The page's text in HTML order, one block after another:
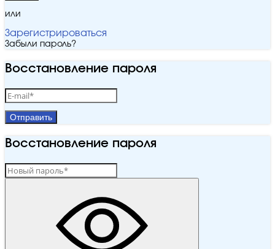
или
Зарегистрироваться
Забыли пароль?
Восстановление пароля
Отправить
Восстановление пароля